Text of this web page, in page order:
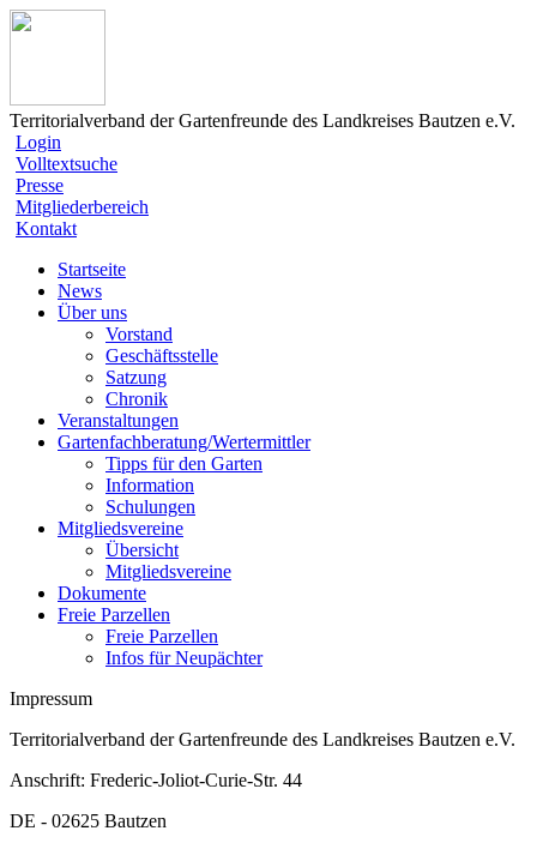
Territorialverband der Gartenfreunde des Landkreises Bautzen e.V.
Login
Volltextsuche
Presse
Mitgliederbereich
Kontakt
Startseite
News
Über uns
Vorstand
Geschäftsstelle
Satzung
Chronik
Veranstaltungen
Gartenfachberatung/Wertermittler
Tipps für den Garten
Information
Schulungen
Mitgliedsvereine
Übersicht
Mitgliedsvereine
Dokumente
Freie Parzellen
Freie Parzellen
Infos für Neupächter
Impressum
Territorialverband der Gartenfreunde des Landkreises Bautzen e.V.
Anschrift: Frederic-Joliot-Curie-Str. 44
DE - 02625 Bautzen